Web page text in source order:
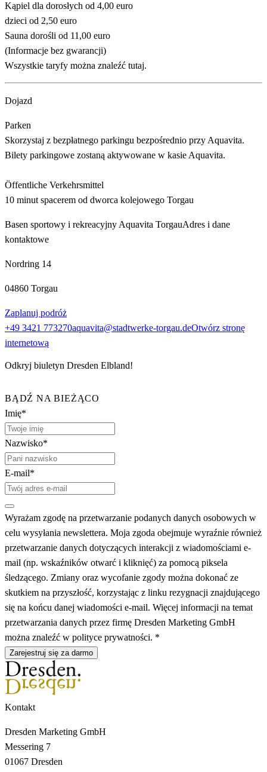
Kąpiel dla dorosłych od 4,00 euro
dzieci od 2,50 euro
Sauna dorośli od 11,00 euro
(Informacje bez gwarancji)
Wszystkie taryfy można znaleźć tutaj.
Dojazd
Parken
Skorzystaj z bezpłatnego parkingu bezpośrednio przy Aquavita.
Bilety parkingowe zostaną aktywowane w kasie Aquavita.
Öffentliche Verkehrsmittel
10 minut spacerem od dworca kolejowego Torgau
Basen sportowy i rekreacyjny Aquavita TorgauAdres i dane
kontaktowe
Nordring 14
04860 Torgau
Zaplanuj podróż
+49 3421 773270aquavita@stadtwerke-torgau.deOtwórz stronę
internetową
Odkryj biuletyn Dresden Elbland!
BĄDŹ NA BIEŻĄCO
Imię*
Nazwisko*
E-mail*
Wyrażam zgodę na przetwarzanie podanych danych osobowych w
celu wysyłania newslettera. Moja zgoda obejmuje wyraźnie również
przetwarzanie danych dotyczących interakcji z wiadomościami e-
mail (np. wskaźników otwarć i kliknięć) za pomocą piksela
śledzącego. Zmiany oraz wycofanie zgody można dokonać ze
skutkiem na przyszłość, korzystając z linku rezygnacji znajdującego
się na końcu danej wiadomości e-mail. Więcej informacji na temat
przetwarzania danych przez firmę Dresden Marketing GmbH
można znaleźć w polityce prywatności. *
Zarejestruj się za darmo
Kontakt
Dresden Marketing GmbH
Messering 7
01067 Dresden